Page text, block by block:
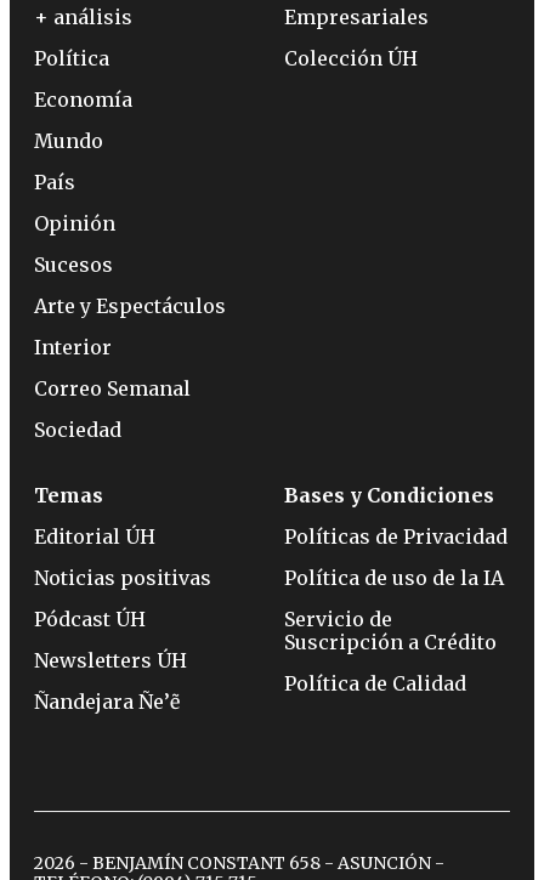
+ análisis
Política
Economía
Mundo
País
Opinión
Sucesos
Arte y Espectáculos
Interior
Correo Semanal
Sociedad
Empresariales
Colección ÚH
Temas
Editorial ÚH
Noticias positivas
Pódcast ÚH
Newsletters ÚH
Ñandejara Ñe’ẽ
Bases y Condiciones
Políticas de Privacidad
Política de uso de la IA
Servicio de
Suscripción a Crédito
Política de Calidad
2026 - BENJAMÍN CONSTANT 658 - ASUNCIÓN -